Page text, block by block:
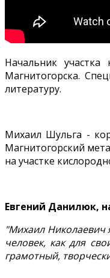
Начальник
Магнитогорска.
литературу.
Михаил Шульга -
Магнитогорский
на участке
Евгений Данилюк,
"Михаил Николаевич
человек, как для
грамотный,